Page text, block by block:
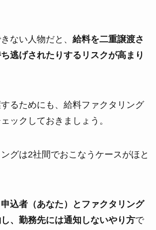
ない人物だと、 給料を二重譲渡さ
逃げされたりするリスクが高まり
るためにも、給料ファクタリング
ックしておきましょう。
グは2社間でおこなうケースがほと
申込者（あなた）とファクタリング
、勤務先には通知しないやり方で